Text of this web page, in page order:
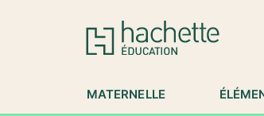
MENU RECHERCHE
MATERNELLE